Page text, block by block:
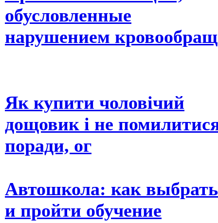
обусловленные
нарушением
Як купити чоловічий
дощовик і не
поради, ог
Автошкола: как выбрать
и пройти обучение